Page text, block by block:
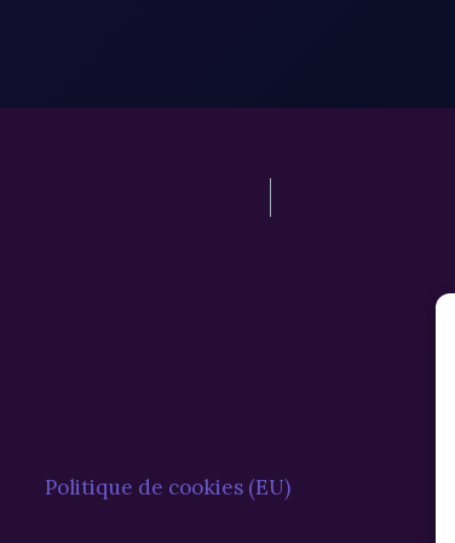
Politique de cookies (EU)